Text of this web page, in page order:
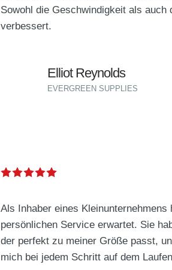
Sowohl die Geschwindigkeit als auch
verbessert.
Elliot Reynolds
EVERGREEN SUPPLIES
Als Inhaber eines Kleinunternehmens
persönlichen Service erwartet. Sie
der perfekt zu meiner Größe passt,
mich bei jedem Schritt auf dem